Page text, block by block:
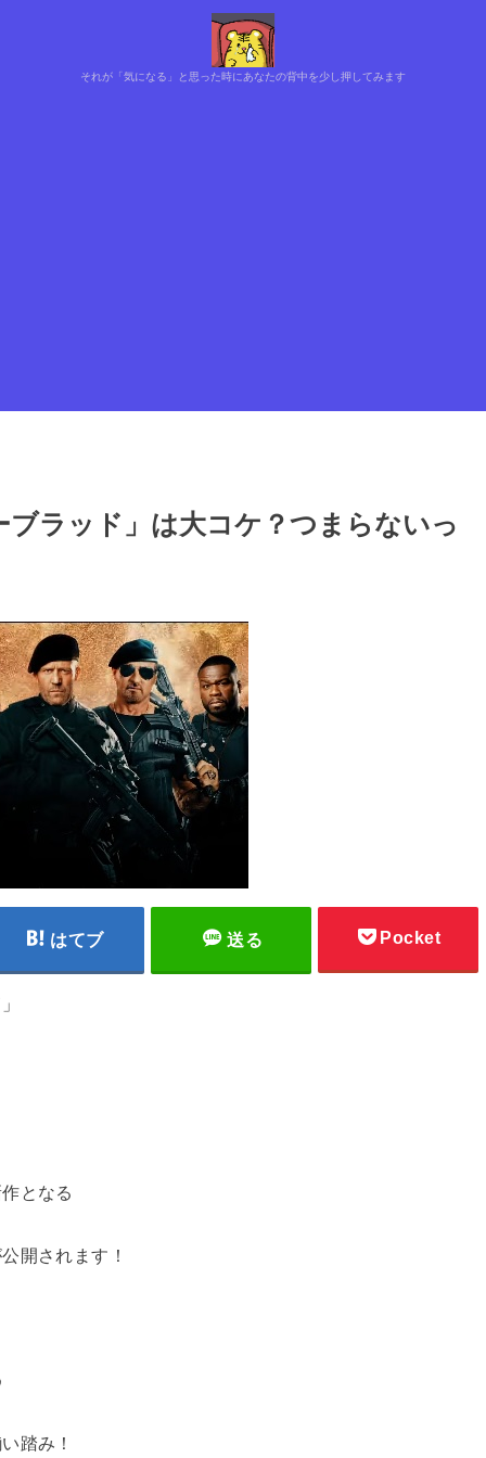
それが「気になる」と思った時にあなたの背中を少し押してみます
ラッド」は大コケ？つまらないっ
はてブ 送る Pocket
となる
開されます！
踏み！